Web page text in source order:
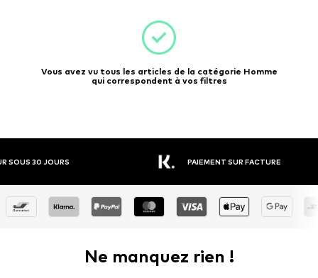
Vous avez vu tous les articles de la catégorie Homme
qui correspondent à vos filtres
SOUS 30 JOURS PAIEMENT SUR FACTURE
Ne manquez rien !